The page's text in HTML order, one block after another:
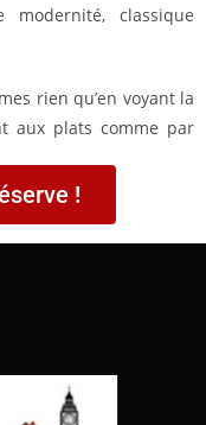
modernité, classique
rien qu’en voyant la
aux plats comme par
!